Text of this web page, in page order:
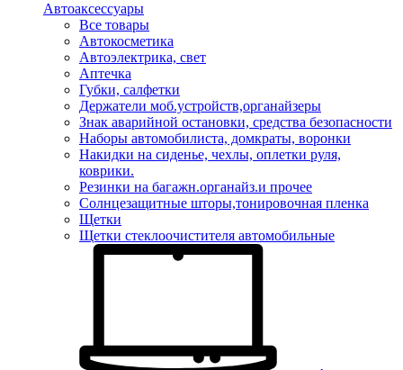
Автоаксессуары
Все товары
Автокосметика
Автоэлектрика, свет
Аптечка
Губки, салфетки
Держатели моб.устройств,органайзеры
Знак аварийной остановки, средства безопасности
Наборы автомобилиста, домкраты, воронки
Накидки на сиденье, чехлы, оплетки руля,
коврики.
Резинки на багажн.органайз.и прочее
Солнцезащитные шторы,тонировочная пленка
Щетки
Щетки стеклоочистителя автомобильные